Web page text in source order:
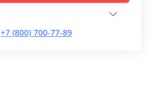
+7 (800) 700-77-89